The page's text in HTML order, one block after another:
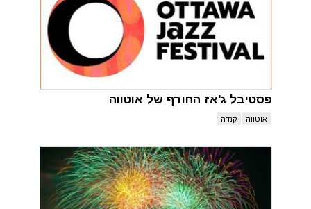
פסטיבל ג'אז החורף של אוטווה
אוטווה קנדה